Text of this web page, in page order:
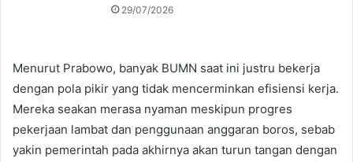
29/07/2026
Menurut Prabowo, banyak BUMN saat ini justru bekerja
dengan pola pikir yang tidak mencerminkan efisiensi kerja.
Mereka seakan merasa nyaman meskipun progres
pekerjaan lambat dan penggunaan anggaran boros, sebab
yakin pemerintah pada akhirnya akan turun tangan dengan